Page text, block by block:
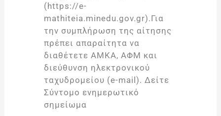
(https://e-
mathiteia.minedu.gov.gr).Για
την συμπλήρωση της αίτησης
πρέπει απαραίτητα να
διαθέτετε ΑΜΚΑ, ΑΦΜ και
διεύθυνση ηλεκτρονικού
ταχυδρομείου (e-mail). Δείτε
Σύντομο ενημερωτικό
σημείωμα